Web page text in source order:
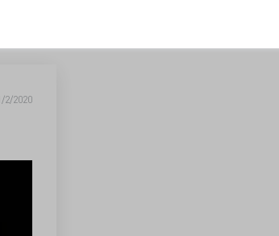
2/2020